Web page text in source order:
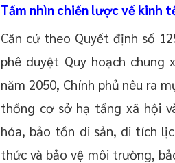
Tầm nhìn chiến lược về kinh
Căn cứ theo Quyết định số
phê duyệt Quy hoạch
năm 2050, Chính phủ nêu ra
thống cơ sở hạ tầng xã hội
hóa, bảo tồn di sản, di tích
thức và bảo vệ môi trường,